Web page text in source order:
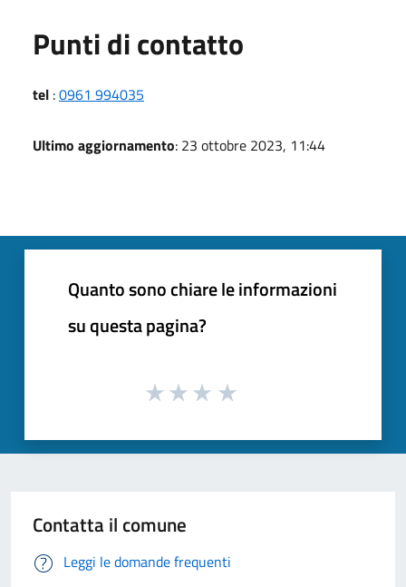
Punti di contatto
tel :0961 994035
Ultimo aggiornamento: 23 ottobre 2023, 11:44
Quanto sono chiare le informazioni
su questa pagina?
Contatta il comune
Leggi le domande frequenti